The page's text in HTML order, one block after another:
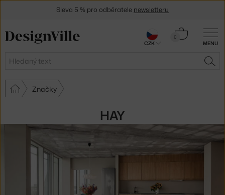
MENU
Hledat
0
Košík
Značky
HAY
Sleva 5 % pro odběratele newsletteru
CZK